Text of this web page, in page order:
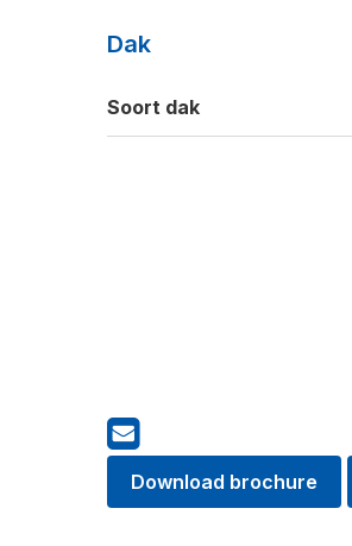
Dak
Soort dak
Download brochure